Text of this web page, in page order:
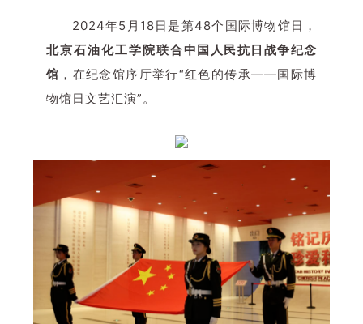
2024年5月18日是第48个国际博物馆日，
北京石油化工学院联合中国人民抗日战争纪念
馆 ，在纪念馆序厅举行“红色的传承——国际博
物馆日文艺汇演”。